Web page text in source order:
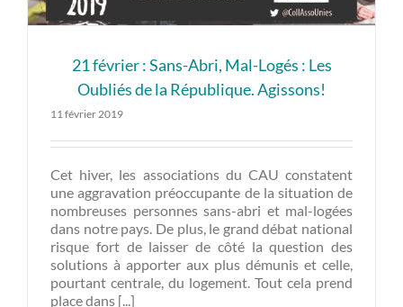
21 février : Sans-Abri, Mal-Logés : Les
Oubliés de la République. Agissons!
11 février 2019
Cet hiver, les associations du CAU constatent
une aggravation préoccupante de la situation de
nombreuses personnes sans-abri et mal-logées
dans notre pays. De plus, le grand débat national
risque fort de laisser de côté la question des
solutions à apporter aux plus démunis et celle,
pourtant centrale, du logement. Tout cela prend
place dans [...]